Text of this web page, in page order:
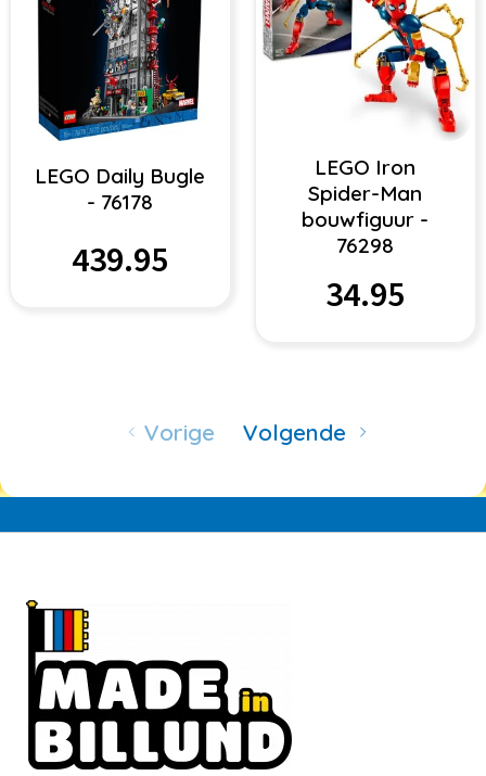
LEGO Daily Bugle
- 76178
439.95
LEGO Iron
Spider-Man
bouwfiguur -
76298
34.95
Vorige Volgende